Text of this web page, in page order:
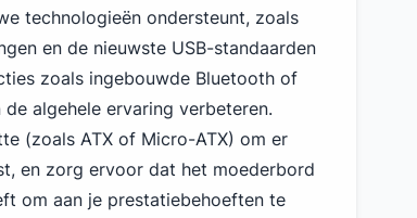
technologieën ondersteunt, zoals
en de nieuwste USB-standaarden
zoals ingebouwde Bluetooth of
algehele ervaring verbeteren.
(zoals ATX of Micro-ATX) om er
en zorg ervoor dat het moederbord
om aan je prestatiebehoeften te